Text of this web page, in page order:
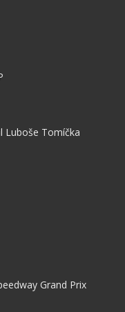
Luboše Tomíčka
Grand Prix